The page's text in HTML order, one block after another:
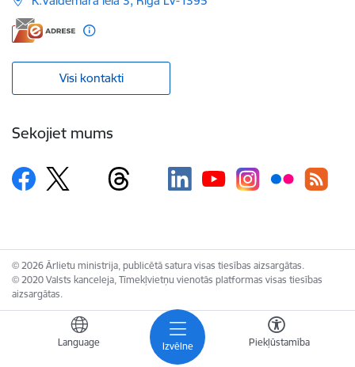
Izvēlne
Language Piekļūstamība
Visi kontakti
Sekojiet mums
© 2026 Ārlietu ministrija, publicētā satura visas tiesības aizsargātas.
© 2020 Valsts kanceleja, Tīmekļvietņu vienotās platformas visas tiesības
aizsargātas.